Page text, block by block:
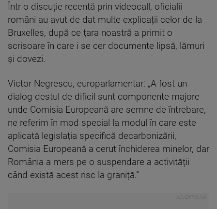
Într-o discuție recentă prin videocall, oficialii
români au avut de dat multe explicații celor de la
Bruxelles, după ce țara noastră a primit o
scrisoare în care i se cer documente lipsă, lămuri
și dovezi.
Victor Negrescu, europarlamentar: „A fost un
dialog destul de dificil sunt componente majore
unde Comisia Europeană are semne de întrebare,
ne referim în mod special la modul în care este
aplicată legislația specifică decarbonizării,
Comisia Europeană a cerut închiderea minelor, dar
România a mers pe o suspendare a activității
când există acest risc la graniță.”